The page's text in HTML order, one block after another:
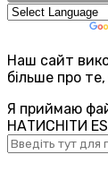
Наш сайт
більше про
Я приймаю
НАТИСНІТИ